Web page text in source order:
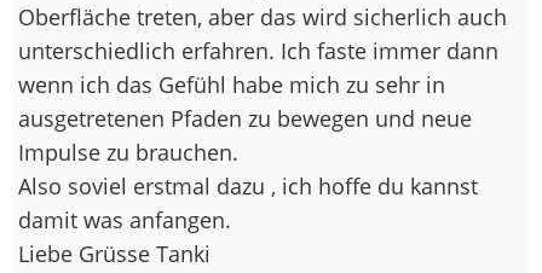
Oberfläche treten, aber das wird sicherlich auch
unterschiedlich erfahren. Ich faste immer dann
wenn ich das Gefühl habe mich zu sehr in
ausgetretenen Pfaden zu bewegen und neue
Impulse zu brauchen.
Also soviel erstmal dazu , ich hoffe du kannst
damit was anfangen.
Liebe Grüsse Tanki